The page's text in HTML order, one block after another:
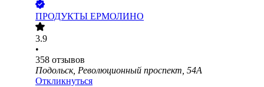
ПРОДУКТЫ ЕРМОЛИНО
3.9
•
358 отзывов
Подольск, Революционный проспект, 54А
Откликнуться